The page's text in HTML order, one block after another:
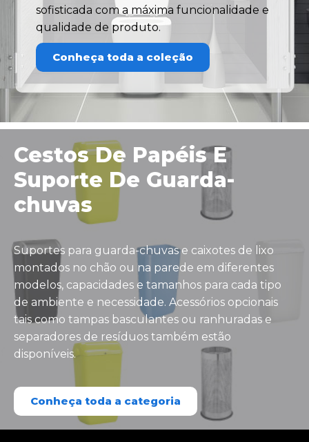
sofisticada com a máxima funcionalidade e
qualidade de produto.
Conheça toda a coleção
Cestos De Papéis E
Suporte De Guarda-
chuvas
Suportes para guarda-chuvas e caixotes de lixo
montados no chão ou na parede em diferentes
modelos, capacidades e tamanhos para cada tipo
de ambiente e necessidade. Acessórios opcionais
tais como tampas basculantes ou ranhuradas e
separadores de resíduos também estão
disponíveis.
Conheça toda a categoria